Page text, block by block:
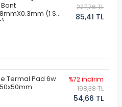
(1 Set
227,76 TL
85,41 TL
Termal Pad 6w
%72 indirim
198,38 TL
54,66 TL